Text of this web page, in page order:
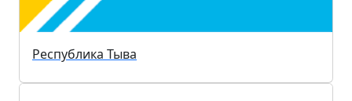
Республика Тыва